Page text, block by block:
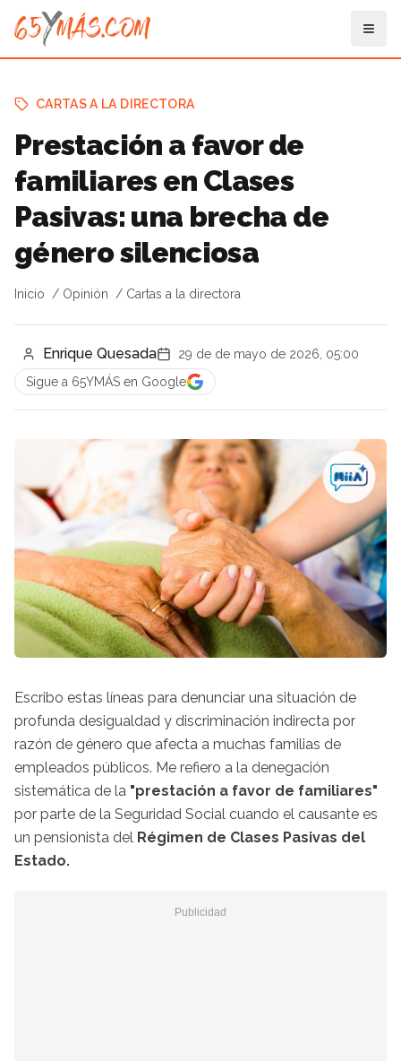
CARTAS A LA DIRECTORA
Prestación a favor de
familiares en Clases
Pasivas: una brecha de
género silenciosa
Inicio Opinión Cartas a la directora
Enrique Quesada
29 de de mayo de 2026, 05:00
Sigue a 65YMÁS en Google
Escribo estas líneas para denunciar una situación de
profunda desigualdad y discriminación indirecta por
razón de género que afecta a muchas familias de
empleados públicos. Me refiero a la denegación
sistemática de la "prestación a favor de familiares"
por parte de la Seguridad Social cuando el causante es
un pensionista del Régimen de Clases Pasivas del
Estado.